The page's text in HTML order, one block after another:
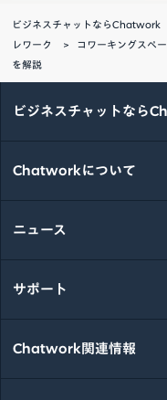
ビジネスチャットならChatwork
レワーク
コワーキングスペ
を解説
ビジネスチャットなら
Chatworkについて
ニュース
サポート
Chatwork関連情報